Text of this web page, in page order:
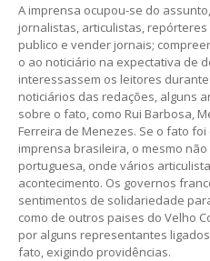
A imprensa ocupou-se do
jornalistas, articulistas,
publico e vender jornais;
o ao noticiário na expectativa de
interessassem os leitores
noticiários das redações, alguns
sobre o fato, como Rui Barbosa,
Ferreira de Menezes. Se o fato
imprensa brasileira, o mesmo
portuguesa, onde vários
acontecimento. Os governos
sentimentos de solidariedade
como de outros paises do Velho
por alguns representantes
fato, exigindo providências.